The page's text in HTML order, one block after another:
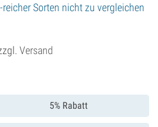
Sorten nicht zu vergleichen
Versand
5% Rabatt